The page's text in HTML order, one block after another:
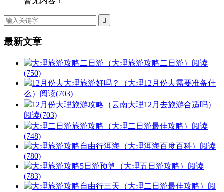

最新文章
大理旅游攻略二日游（大理旅游攻略二日游） 阅读
(750)
12月份去大理旅游好吗？（大理12月份去需要准备什
么） 阅读(703)
12月份大理旅游攻略（云南大理12月去旅游合适吗）
阅读(703)
大理二日游旅游攻略（大理二日游最佳攻略） 阅读
(748)
大理旅游攻略自由行洱海（大理洱海百度百科） 阅读
(780)
大理旅游攻略5日游预算（大理五日游攻略） 阅读
(783)
大理旅游攻略自由行三天（大理二日游最佳攻略） 阅